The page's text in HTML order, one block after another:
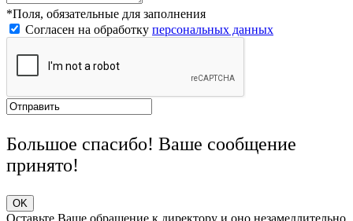
*Поля, обязательные для заполнения
Согласен на обработку персональных данных
Большое спасибо! Ваше сообщение
принято!
OK
Оставьте Ваше обращение к директору и оно незамедлительно